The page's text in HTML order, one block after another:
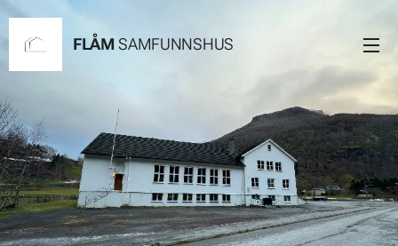
FLÅM SAMFUNNSHUS